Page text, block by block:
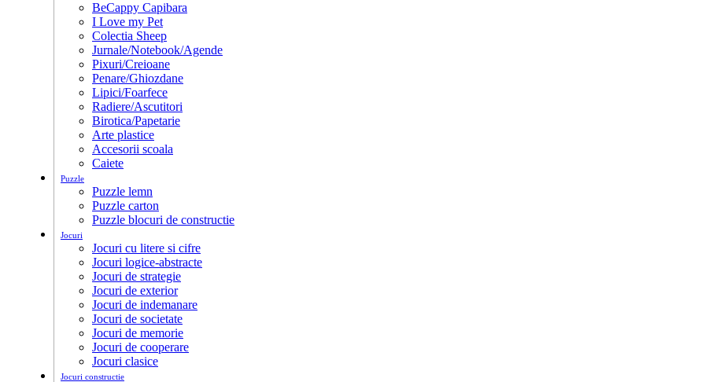
BeCappy Capibara
I Love my Pet
Colectia Sheep
Jurnale/Notebook/Agende
Pixuri/Creioane
Penare/Ghiozdane
Lipici/Foarfece
Radiere/Ascutitori
Birotica/Papetarie
Arte plastice
Accesorii scoala
Caiete
Puzzle
Puzzle lemn
Puzzle carton
Puzzle blocuri de constructie
Jocuri
Jocuri cu litere si cifre
Jocuri logice-abstracte
Jocuri de strategie
Jocuri de exterior
Jocuri de indemanare
Jocuri de societate
Jocuri de memorie
Jocuri de cooperare
Jocuri clasice
Jocuri constructie